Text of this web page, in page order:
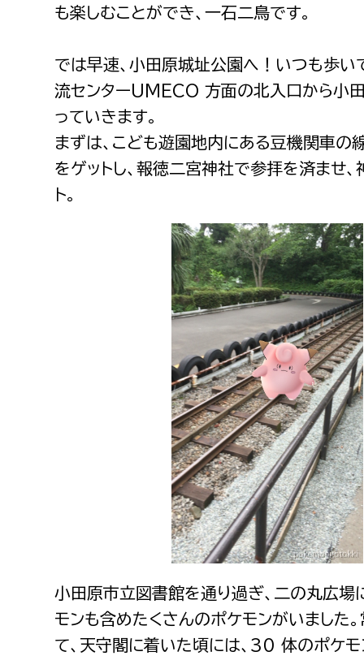
経営総務課
給排水業務課
水道整備課
下水道整備課
浄水管理課
教育総
教育指
農業委員会事務局 議会局
議会総
も楽しむことができ、一石二鳥です。
では早速、小田原城址公園へ！いつも歩い
流センターUMECO 方面の北入口から小
っていきます。
まずは、こども遊園地内にある豆機関車の
をゲットし、報徳二宮神社で参拝を済ませ
ト。
小田原市立図書館を通り過ぎ、二の丸広場
モンも含めたくさんのポケモンがいました
て、天守閣に着いた頃には、30 体のポケモ